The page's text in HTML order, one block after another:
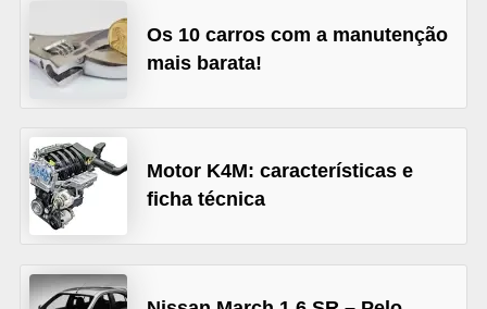
Os 10 carros com a manutenção
mais barata!
Motor K4M: características e
ficha técnica
A
u
o
m
ó
v
e
i